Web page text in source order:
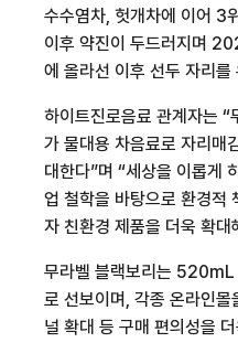
수수염차, 헛개차에 이어 3
이후 약진이 두드러지며
에 올라선 이후 선두 자리를
하이트진로음료 관계자는 “
가 물대용 차음료로 자리매
대한다”며 “세상을 이롭게
업 철학을 바탕으로 환경적
자 친환경 제품을 더욱 확
무라벨 블랙보리는 520mL
로 선보이며 , 각종 온라인몰
널 확대 등 구매 편의성을